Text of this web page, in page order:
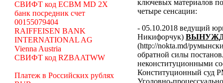
СВИФТ код ECBM MD 2X
банк посредник счет
00155079404
RAIFFEISEN BANK
INTERNATIONAL AG
Vienna Austria
СВИФТ код RZBAATWW
Платеж в Российских рублях
ключевых материалов
четыре сенсации:
- 05.10.2018 ведущий
Никифорчук)
(http://nokta.md/
обратной силы
неконституционными
Конституционный суд
Уголовно-